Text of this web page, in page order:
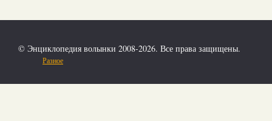
© Энциклопедия волынки 2008-2026. Все права защищены.
Разное